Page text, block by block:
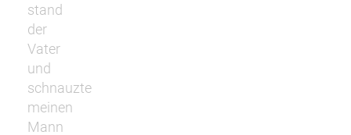
stand
der
Vater
und
schnauzte
meinen
Mann